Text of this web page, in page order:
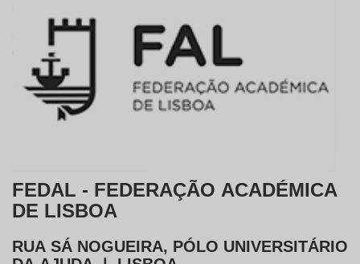
CARTÕES
PRODUTOS
FEDAL - FEDERAÇÃO ACADÉMICA
DE LISBOA
RUA SÁ NOGUEIRA, PÓLO UNIVERSITÁRIO